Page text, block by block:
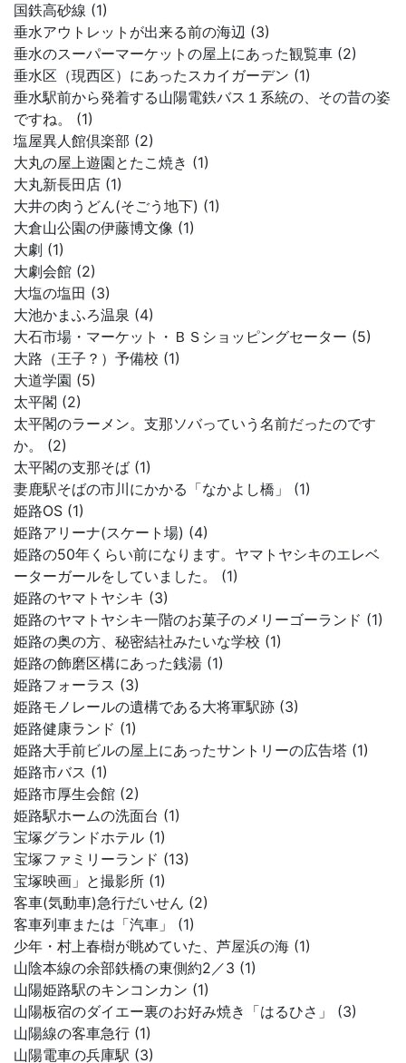
国鉄高砂線 (1)
垂水アウトレットが出来る前の海辺 (3)
垂水のスーパーマーケットの屋上にあった観覧車 (2)
垂水区（現西区）にあったスカイガーデン (1)
垂水駅前から発着する山陽電鉄バス１系統の、その昔の姿
ですね。 (1)
塩屋異人館倶楽部 (2)
大丸の屋上遊園とたこ焼き (1)
大丸新長田店 (1)
大井の肉うどん(そごう地下) (1)
大倉山公園の伊藤博文像 (1)
大劇 (1)
大劇会館 (2)
大塩の塩田 (3)
大池かまふろ温泉 (4)
大石市場・マーケット・ＢＳショッピングセーター (5)
大路（王子？）予備校 (1)
大道学園 (5)
太平閣 (2)
太平閣のラーメン。支那ソバっていう名前だったのです
か。 (2)
太平閣の支那そば (1)
妻鹿駅そばの市川にかかる「なかよし橋」 (1)
姫路OS (1)
姫路アリーナ(スケート場) (4)
姫路の50年くらい前になります。ヤマトヤシキのエレベ
ーターガールをしていました。 (1)
姫路のヤマトヤシキ (3)
姫路のヤマトヤシキ一階のお菓子のメリーゴーランド (1)
姫路の奥の方、秘密結社みたいな学校 (1)
姫路の飾磨区構にあった銭湯 (1)
姫路フォーラス (3)
姫路モノレールの遺構である大将軍駅跡 (3)
姫路健康ランド (1)
姫路大手前ビルの屋上にあったサントリーの広告塔 (1)
姫路市バス (1)
姫路市厚生会館 (2)
姫路駅ホームの洗面台 (1)
宝塚グランドホテル (1)
宝塚ファミリーランド (13)
宝塚映画」と撮影所 (1)
客車(気動車)急行だいせん (2)
客車列車または「汽車」 (1)
少年・村上春樹が眺めていた、芦屋浜の海 (1)
山陰本線の余部鉄橋の東側約2／3 (1)
山陽姫路駅のキンコンカン (1)
山陽板宿のダイエー裏のお好み焼き「はるひさ」 (3)
山陽線の客車急行 (1)
山陽電車の兵庫駅 (3)